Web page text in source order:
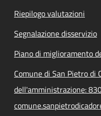
Riepilogo valutazioni
Segnalazione disservizio
Piano di miglioramento
Comune di San Pietro di
dell'amministrazione: